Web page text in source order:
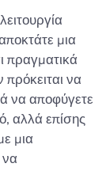
μια
πραγματικά
να
να αποφύγετε
αλλά επίσης
μια